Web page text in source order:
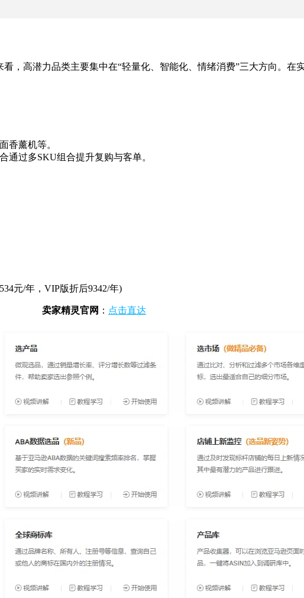
，高潜力品类主要集中在“轻量化、智能化、情绪消费”三大方向。在
香薰机等。
通过多SKU组合提升复购与客单。
元/年，VIP版折后9342/年)
卖家精灵官网 ： 点击直达